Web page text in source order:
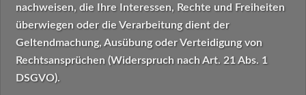
nachweisen, die Ihre Interessen, Rechte und Freiheiten
überwiegen oder die Verarbeitung dient der
Geltendmachung, Ausübung oder Verteidigung von
Rechtsansprüchen (Widerspruch nach Art. 21 Abs. 1
DSGVO).